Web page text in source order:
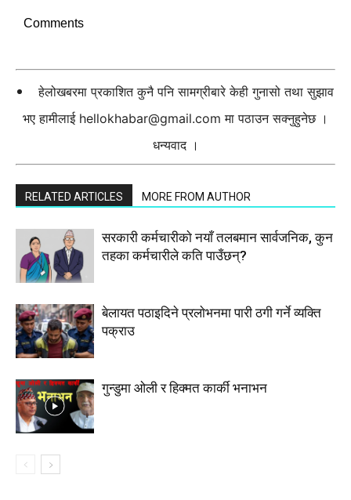
Comments
हेलोखबरमा प्रकाशित कुनै पनि सामग्रीबारे केही गुनासो तथा सुझाव
भए हामीलाई hellokhabar@gmail.com मा पठाउन सक्नुहुनेछ ।
धन्यवाद ।
RELATED ARTICLES MORE FROM AUTHOR
सरकारी कर्मचारीकाे नयाँ तलबमान सार्वजनिक, कुन
तहका कर्मचारीले कति पाउँछन्?
बेलायत पठाइदिने प्रलाेभनमा पारी ठगी गर्ने व्यक्ति
पक्राउ
गुन्डुमा ओली र हिक्मत कार्की भनाभन